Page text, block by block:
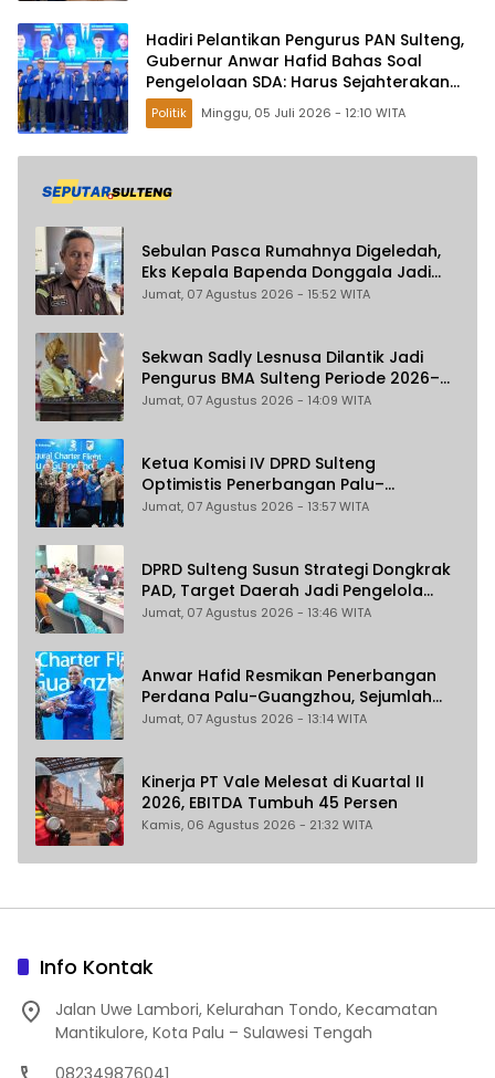
Hadiri Pelantikan Pengurus PAN Sulteng,
Gubernur Anwar Hafid Bahas Soal
Pengelolaan SDA: Harus Sejahterakan
Masyarakat
Politik Minggu, 05 Juli 2026 - 12:10 WITA
Sebulan Pasca Rumahnya Digeledah,
Eks Kepala Bapenda Donggala Jadi
Tersangka Dugaan Korupsi
Jumat, 07 Agustus 2026 - 15:52 WITA
Sekwan Sadly Lesnusa Dilantik Jadi
Pengurus BMA Sulteng Periode 2026–
2031
Jumat, 07 Agustus 2026 - 14:09 WITA
Ketua Komisi IV DPRD Sulteng
Optimistis Penerbangan Palu–
Guangzhou Dongkrak Ekspor dan
Jumat, 07 Agustus 2026 - 13:57 WITA
DPRD Sulteng Susun Strategi Dongkrak
PAD, Target Daerah Jadi Pengelola
Sekaligus Penghasil
Jumat, 07 Agustus 2026 - 13:46 WITA
Anwar Hafid Resmikan Penerbangan
Perdana Palu-Guangzhou, Sejumlah
Maskapai Jajaki Rute Malaysia dan
Jumat, 07 Agustus 2026 - 13:14 WITA
Kinerja PT Vale Melesat di Kuartal II
2026, EBITDA Tumbuh 45 Persen
Kamis, 06 Agustus 2026 - 21:32 WITA
Info Kontak
Jalan Uwe Lambori, Kelurahan Tondo, Kecamatan
Mantikulore, Kota Palu – Sulawesi Tengah